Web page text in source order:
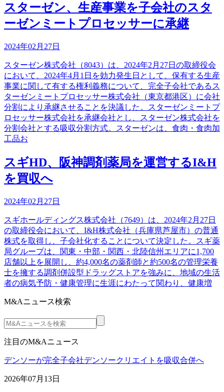
スターゼン、生産事業を子会社のスタ
ーゼンミートプロセッサーに承継
2024年02月27日
スターゼン株式会社（8043）は、2024年2月27日の取締役会
において、2024年4月1日を効力発生日として、保有する生産
事業に関して有する権利義務について、完全子会社であるス
ターゼンミートプロセッサー株式会社（東京都港区）に会社
分割により承継させることを決議した。スターゼンミートプ
ロセッサー株式会社を承継会社とし、スターゼン株式会社を
分割会社とする吸収分割方式。スターゼンは、食肉・食肉加
工品お
スギHD、阪神調剤薬局を運営するI&H
を買収へ
2024年02月27日
スギホールディングス株式会社（7649）は、2024年2月27日
の取締役会において、I&H株式会社（兵庫県芦屋市）の普通
株式を取得し、子会社化することについて決定した。スギ薬
局グループは、関東・中部・関西・北陸信州エリアに1,700
店舗以上を展開し、約4,000名の薬剤師と約500名の管理栄養
士を擁する調剤併設型ドラッグストアを強みに、地域の生活
者の病気予防・健康管理に生涯にわたって関わり、健康増
M&Aニュース検索
注目のM&Aニュース
デンソーが完全子会社デンソークリエイトを吸収合併へ
2026年07月13日